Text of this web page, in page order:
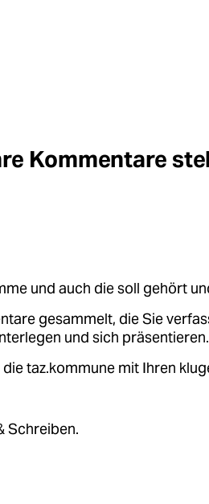
Kommentare
und auch die soll gehört
gesammelt, die Sie
und sich präsentieren.
taz.kommune mit Ihren
Schreiben.